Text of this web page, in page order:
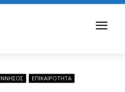
ΕΠΙΚΑΙΡΟΤΗΤΑ